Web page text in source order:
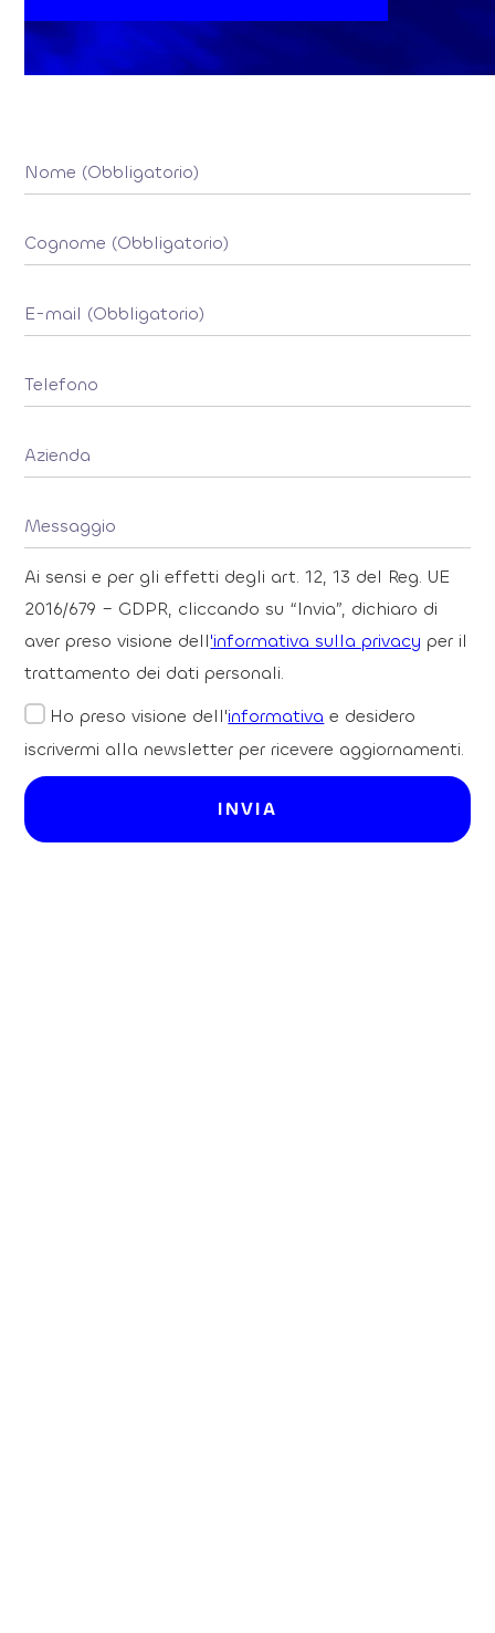
Ai sensi e per gli effetti degli art. 12, 13 del Reg. UE
2016/679 – GDPR, cliccando su “Invia”, dichiaro di
aver preso visione dell'informativa sulla privacy per il
trattamento dei dati personali.
Ho preso visione dell'informativa e desidero
iscrivermi alla newsletter per ricevere aggiornamenti.